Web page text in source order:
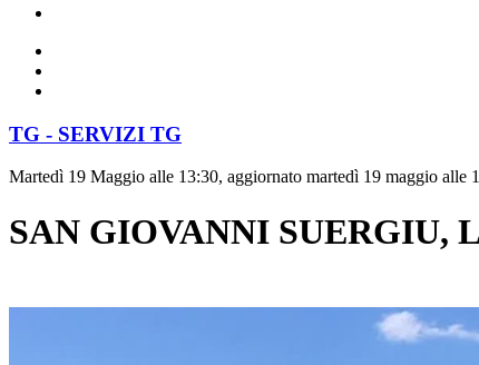
TG - SERVIZI TG
Martedì 19 Maggio alle 13:30, aggiornato martedì 19 maggio alle
SAN GIOVANNI SUERGIU,